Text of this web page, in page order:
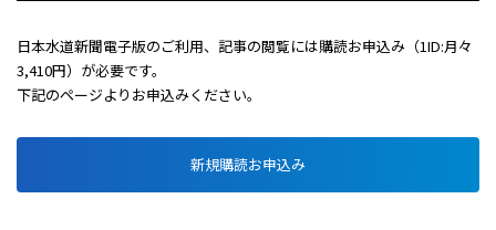
日本水道新聞電子版のご利用、記事の閲覧には購読お申込み（1ID:月々
3,410円）が必要です。
下記のページよりお申込みください。
新規購読お申込み